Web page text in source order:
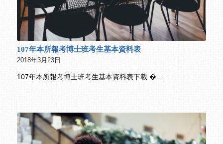
107年本所報考博士班考生基本資料表
2018年3月23日
107年本所報考博士班考生基本資料表下載 �…